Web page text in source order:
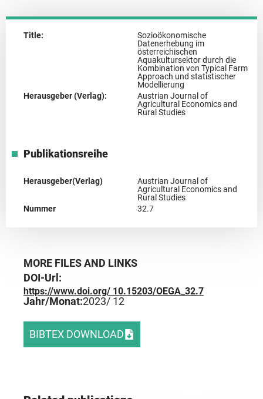
Title:
Sozioökonomische
Datenerhebung im
österreichischen
Aquakultursektor durch die
Kombination von Typical Farm
Approach und statistischer
Modellierung
Herausgeber (Verlag):
Austrian Journal of
Agricultural Economics and
Rural Studies
Publikationsreihe
Herausgeber(Verlag)
Austrian Journal of
Agricultural Economics and
Rural Studies
Nummer
32.7
MORE FILES AND LINKS
DOI-Url:
https://www.doi.org/ 10.15203/OEGA_32.7
Jahr/Monat:2023/ 12
BIBTEX DOWNLOAD